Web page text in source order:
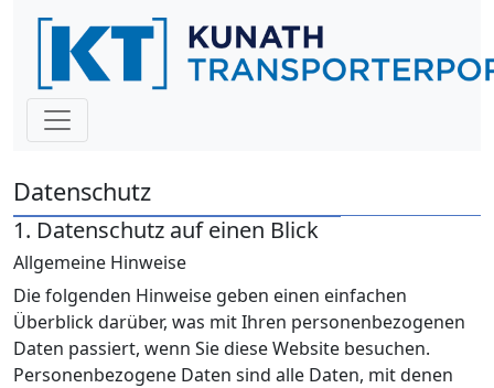
Datenschutz
1. Datenschutz auf einen Blick
Allgemeine Hinweise
Die folgenden Hinweise geben einen einfachen
Überblick darüber, was mit Ihren personenbezogenen
Daten passiert, wenn Sie diese Website besuchen.
Personenbezogene Daten sind alle Daten, mit denen